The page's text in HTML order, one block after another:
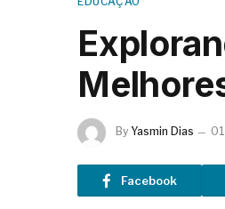
By Yasmin Dias
Facebook